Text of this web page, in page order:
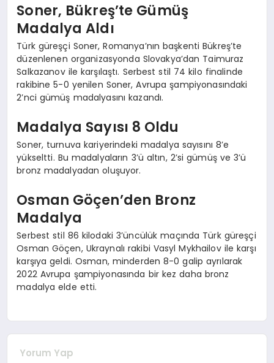
Soner, Bükreş’te Gümüş
Madalya Aldı
Türk güreşçi Soner, Romanya’nın başkenti Bükreş’te
düzenlenen organizasyonda Slovakya’dan Taimuraz
Salkazanov ile karşılaştı. Serbest stil 74 kilo finalinde
rakibine 5-0 yenilen Soner, Avrupa şampiyonasındaki
2’nci gümüş madalyasını kazandı.
Madalya Sayısı 8 Oldu
Soner, turnuva kariyerindeki madalya sayısını 8’e
yükseltti. Bu madalyaların 3’ü altın, 2’si gümüş ve 3’ü
bronz madalyadan oluşuyor.
Osman Göçen’den Bronz
Madalya
Serbest stil 86 kilodaki 3’üncülük maçında Türk güreşçi
Osman Göçen, Ukraynalı rakibi Vasyl Mykhailov ile karşı
karşıya geldi. Osman, minderden 8-0 galip ayrılarak
2022 Avrupa şampiyonasında bir kez daha bronz
madalya elde etti.
Yorum Yap